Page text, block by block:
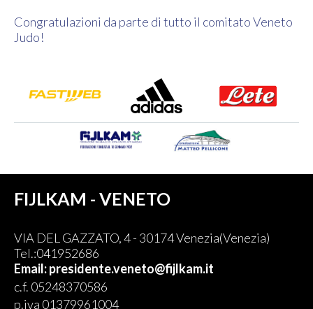
Congratulazioni da parte di tutto il comitato Veneto
Judo!
FIJLKAM - VENETO
VIA DEL GAZZATO, 4 - 30174 Venezia(Venezia)
Tel.:041952686
Email: presidente.veneto@fijlkam.it
c.f. 05248370586
p.iva 01379961004